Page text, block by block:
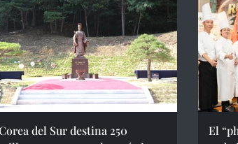
del Sur destina 250
El